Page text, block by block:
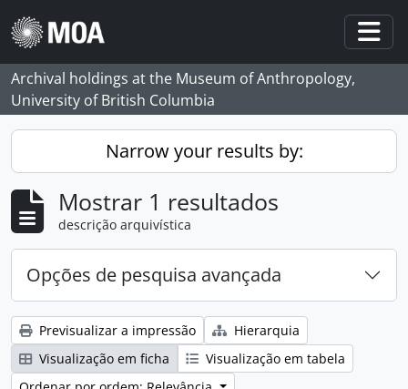
Skip to main content
Archival holdings at the Museum of Anthropology,
University of British Columbia
Narrow your results by:
Mostrar 1 resultados
descrição arquivística
Opções de pesquisa avançada
Previsualizar a impressão
Hierarquia
Visualização em ficha
Visualização em tabela